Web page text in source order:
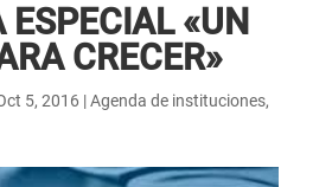
ESPECIAL «UN
CRECER»
5, 2016 |Agenda de instituciones,